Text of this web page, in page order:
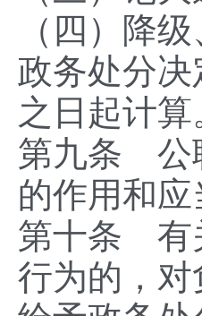
（四）降
政务处分
之日起计算
第九条 公
的作用和
第十条 有
行为的，